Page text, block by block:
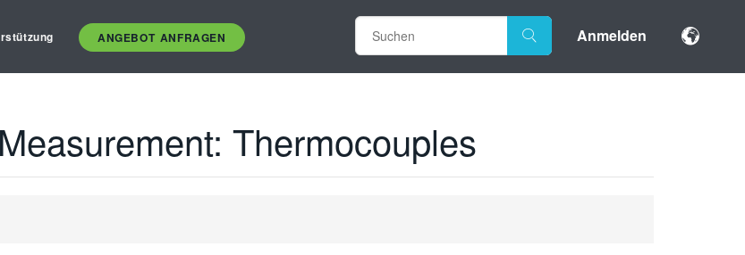
ANGEBOT ANFRAGEN Anmelden
Thermocouples